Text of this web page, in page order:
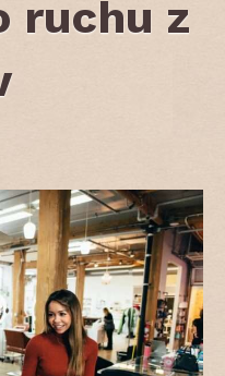
ruchu z